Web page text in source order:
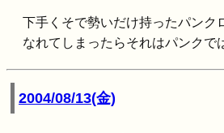
下手くそで勢いだけ持ったパンク
なれてしまったらそれはパンクで
2004/08/13(金)